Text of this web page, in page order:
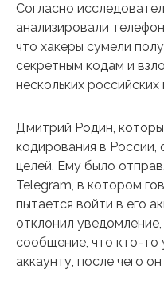
Согласно
анализировали
что хакеры сумели
секретным кодам и
нескольких российских
Дмитрий Родин,
кодирования в России,
целей. Ему было
Telegram, в котором
пытается войти в его
отклонил
сообщение, что кто-то
аккаунту, после чего